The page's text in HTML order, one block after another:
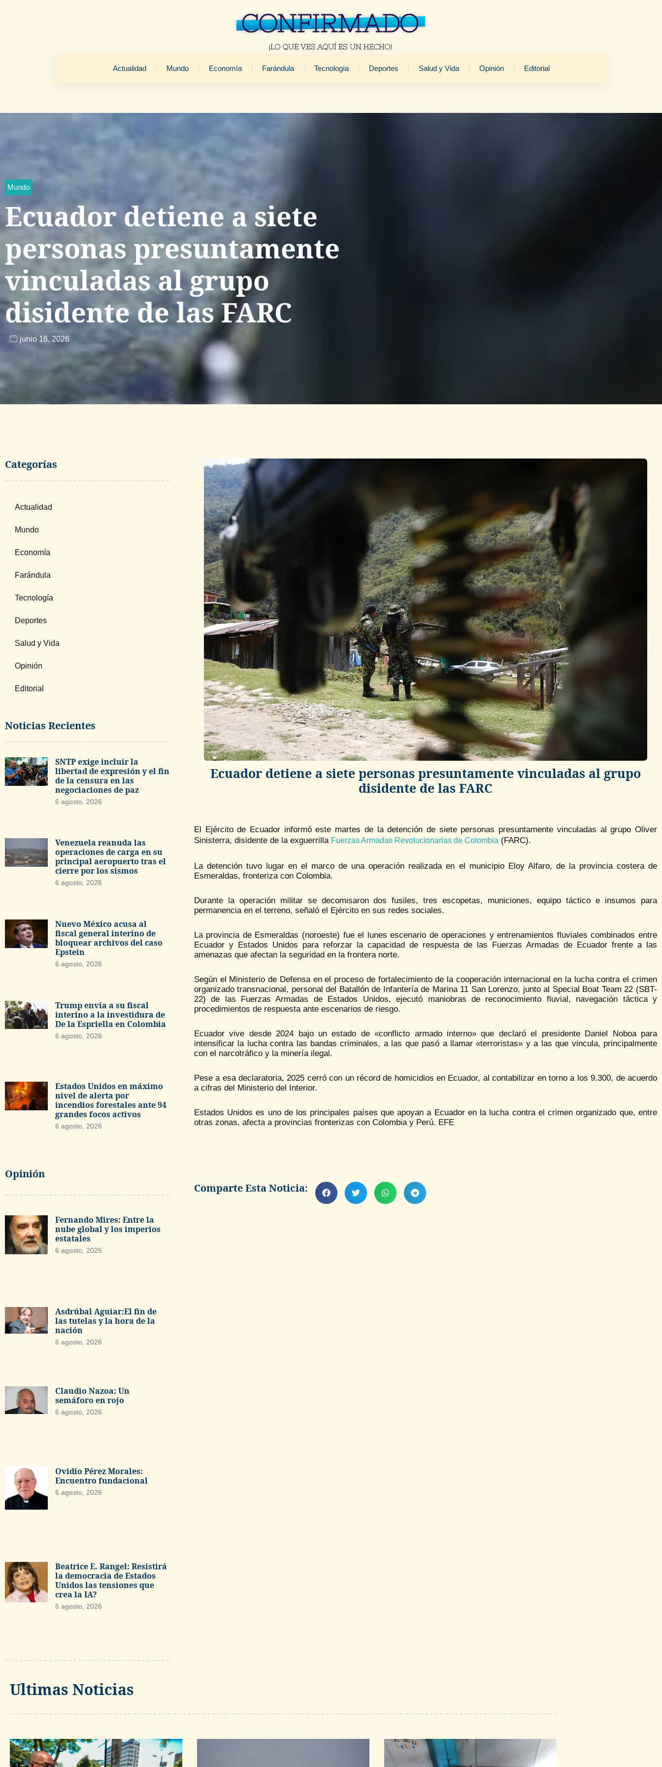
Actualidad Mundo Economía Farándula Tecnología Deportes Salud y Vida Opinión Editorial
Mundo
Ecuador detiene a siete
personas presuntamente
vinculadas al grupo
disidente de las FARC
junio 16, 2026
Categorías
Actualidad
Mundo
Economía
Farándula
Tecnología
Deportes
Salud y Vida
Opinión
Editorial
Noticias Recientes
SNTP exige incluir la
libertad de expresión y el fin
de la censura en las
negociaciones de paz
6 agosto, 2026
Venezuela reanuda las
operaciones de carga en su
principal aeropuerto tras el
cierre por los sismos
6 agosto, 2026
Nuevo México acusa al
fiscal general interino de
bloquear archivos del caso
Epstein
6 agosto, 2026
Trump envía a su fiscal
interino a la investidura de
De la Espriella en Colombia
6 agosto, 2026
Estados Unidos en máximo
nivel de alerta por
incendios forestales ante 94
grandes focos activos
6 agosto, 2026
Opinión
Fernando Mires: Entre la
nube global y los imperios
estatales
6 agosto, 2026
Asdrúbal Aguiar:El fin de
las tutelas y la hora de la
nación
6 agosto, 2026
Claudio Nazoa: Un
semáforo en rojo
6 agosto, 2026
Ovidio Pérez Morales:
Encuentro fundacional
6 agosto, 2026
Beatrice E. Rangel: Resistirá
la democracia de Estados
Unidos las tensiones que
crea la IA?
6 agosto, 2026
Ecuador detiene a siete personas presuntamente vinculadas al grupo
disidente de las FARC
El Ejército de Ecuador informó este martes de la detención de siete personas presuntamente vinculadas al grupo Oliver
Sinisterra, disidente de la exguerrilla Fuerzas Armadas Revolucionarias de Colombia(FARC).
La detención tuvo lugar en el marco de una operación realizada en el municipio Eloy Alfaro, de la provincia costera de
Esmeraldas, fronteriza con Colombia.
Durante la operación militar se decomisaron dos fusiles, tres escopetas, municiones, equipo táctico e insumos para
permanencia en el terreno, señaló el Ejército en sus redes sociales.
La provincia de Esmeraldas (noroeste) fue el lunes escenario de operaciones y entrenamientos fluviales combinados entre
Ecuador y Estados Unidos para reforzar la capacidad de respuesta de las Fuerzas Armadas de Ecuador frente a las
amenazas que afectan la seguridad en la frontera norte.
Según el Ministerio de Defensa en el proceso de fortalecimiento de la cooperación internacional en la lucha contra el crimen
organizado transnacional, personal del Batallón de Infantería de Marina 11 San Lorenzo, junto al Special Boat Team 22 (SBT-
22) de las Fuerzas Armadas de Estados Unidos, ejecutó maniobras de reconocimiento fluvial, navegación táctica y
procedimientos de respuesta ante escenarios de riesgo.
Ecuador vive desde 2024 bajo un estado de «conflicto armado interno» que declaró el presidente Daniel Noboa para
intensificar la lucha contra las bandas criminales, a las que pasó a llamar «terroristas» y a las que vincula, principalmente
con el narcotráfico y la minería ilegal.
Pese a esa declaratoria, 2025 cerró con un récord de homicidios en Ecuador, al contabilizar en torno a los 9.300, de acuerdo
a cifras del Ministerio del Interior.
Estados Unidos es uno de los principales países que apoyan a Ecuador en la lucha contra el crimen organizado que, entre
otras zonas, afecta a provincias fronterizas con Colombia y Perú. EFE
Comparte Esta Noticia:
Ultimas Noticias